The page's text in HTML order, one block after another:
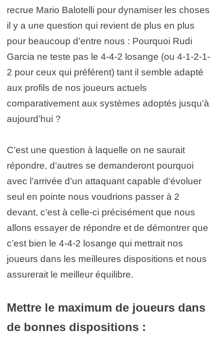
recrue Mario Balotelli pour dynamiser les choses
il y a une question qui revient de plus en plus
pour beaucoup d’entre nous : Pourquoi Rudi
Garcia ne teste pas le 4-4-2 losange (ou 4-1-2-1-
2 pour ceux qui préférent) tant il semble adapté
aux profils de nos joueurs actuels
comparativement aux systèmes adoptés jusqu’à
aujourd’hui ?
C’est une question à laquelle on ne saurait
répondre, d’autres se demanderont pourquoi
avec l’arrivée d’un attaquant capable d’évoluer
seul en pointe nous voudrions passer à 2
devant, c’est à celle-ci précisément que nous
allons essayer de répondre et de démontrer que
c’est bien le 4-4-2 losange qui mettrait nos
joueurs dans les meilleures dispositions et nous
assurerait le meilleur équilibre.
Mettre le maximum de joueurs dans
de bonnes dispositions :